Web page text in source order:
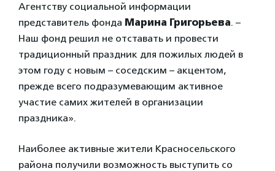
Агентству социальной информации
представитель фонда Марина Григорьева. –
Наш фонд решил не отставать и провести
традиционный праздник для пожилых людей в
этом году с новым – соседским – акцентом,
прежде всего подразумевающим активное
участие самих жителей в организации
праздника».
Наиболее активные жители Красносельского
района получили возможность выступить со